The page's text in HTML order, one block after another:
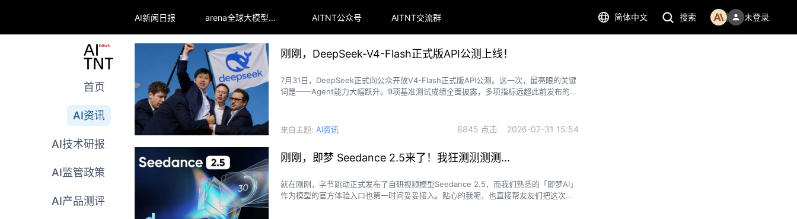
AI新闻日报 arena全球大模型排行榜 AITNT公众号 AITNT交流群 简体中文 搜索 未登录
首页
AI资讯
AI技术研报
AI监管政策
AI产品测评
刚刚，DeepSeek-V4-Flash正式版API公测上线！
7月31日，DeepSeek正式向公众开放V4-Flash正式版API公测。这一次，最亮眼的关键
词是——Agent能力大幅跃升。9项基准测试成绩全面披露，多项指标远超此前发布的
来自主题: AI资讯 8845 点击 2026-07-31 15:54
刚刚，即梦 Seedance 2.5来了！我狂测测测测...
就在刚刚，字节跳动正式发布了自研视频模型Seedance 2.5，而我们熟悉的「即梦AI」
作为模型的官方体验入口也第一时间妥妥接入。贴心的我呢，也直接帮友友们把这次新